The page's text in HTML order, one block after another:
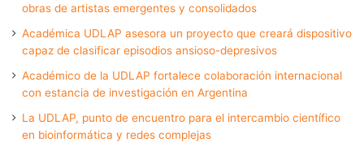
obras de artistas emergentes y consolidados
Académica UDLAP asesora un proyecto que creará dispositivo
capaz de clasificar episodios ansioso-depresivos
Académico de la UDLAP fortalece colaboración internacional
con estancia de investigación en Argentina
La UDLAP, punto de encuentro para el intercambio científico
en bioinformática y redes complejas